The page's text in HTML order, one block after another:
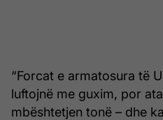
“Forcat e armatosura të
luftojnë me guxim, por
mbështetjen tonë – dhe